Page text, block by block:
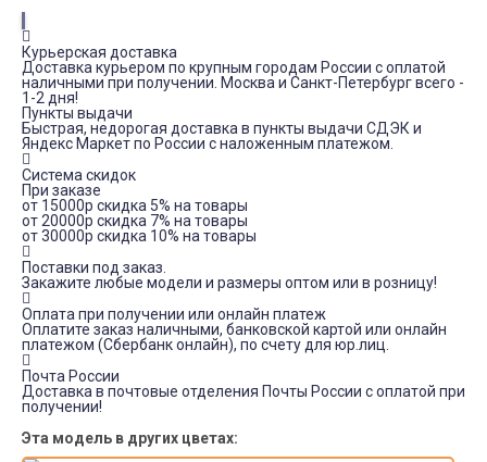
Курьерская доставка
Доставка курьером по крупным городам России с оплатой
наличными при получении. Москва и Санкт-Петербург всего -
1-2 дня!
Пункты выдачи
Быстрая, недорогая доставка в пункты выдачи СДЭК и
Яндекс Маркет по России с наложенным платежом.
Система скидок
При заказе
от 15000р скидка 5% на товары
от 20000р скидка 7% на товары
от 30000р скидка 10% на товары
Поставки под заказ.
Закажите любые модели и размеры оптом или в розницу!
Оплата при получении или онлайн платеж
Оплатите заказ наличными, банковской картой или онлайн
платежом (Сбербанк онлайн), по счету для юр.лиц.
Почта России
Доставка в почтовые отделения Почты России с оплатой при
получении!
Эта модель в других цветах: